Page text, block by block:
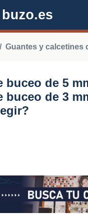
buzo.es
Guantes y calcetines
buceo de 5
buceo de 3